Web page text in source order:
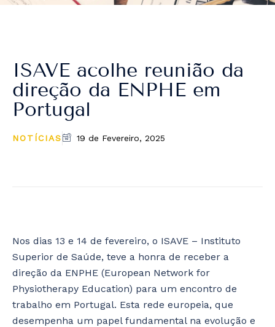
ISAVE acolhe reunião da
direção da ENPHE em
Portugal
NOTÍCIAS 19 de Fevereiro, 2025
Nos dias 13 e 14 de fevereiro, o ISAVE – Instituto
Superior de Saúde, teve a honra de receber a
direção da ENPHE (European Network for
Physiotherapy Education) para um encontro de
trabalho em Portugal. Esta rede europeia, que
desempenha um papel fundamental na evolução e